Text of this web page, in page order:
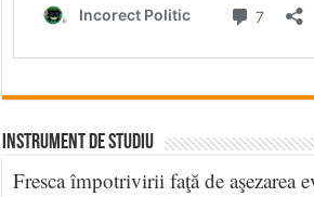
INSTRUMENT DE STUDIU
Fresca împotrivirii faţă de aşezarea